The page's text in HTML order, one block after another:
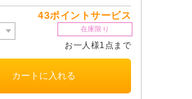
43ポイントサービス
在庫限り
お一人様1点まで